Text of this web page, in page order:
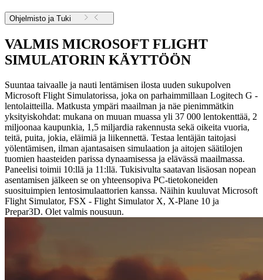
Ohjelmisto ja Tuki
VALMIS MICROSOFT FLIGHT
SIMULATORIN KÄYTTÖÖN
Suuntaa taivaalle ja nauti lentämisen ilosta uuden sukupolven
Microsoft Flight Simulatorissa, joka on parhaimmillaan Logitech G -
lentolaitteilla. Matkusta ympäri maailman ja näe pienimmätkin
yksityiskohdat: mukana on muuan muassa yli 37 000 lentokenttää, 2
miljoonaa kaupunkia, 1,5 miljardia rakennusta sekä oikeita vuoria,
teitä, puita, jokia, eläimiä ja liikennettä. Testaa lentäjän taitojasi
yölentämisen, ilman ajantasaisen simulaation ja aitojen säätilojen
tuomien haasteiden parissa dynaamisessa ja elävässä maailmassa.
Paneelisi toimii 10:llä ja 11:llä. Tukisivulta saatavan lisäosan nopean
asentamisen jälkeen se on yhteensopiva PC-tietokoneiden
suosituimpien lentosimulaattorien kanssa. Näihin kuuluvat Microsoft
Flight Simulator, FSX - Flight Simulator X, X-Plane 10 ja
Prepar3D. Olet valmis nousuun.